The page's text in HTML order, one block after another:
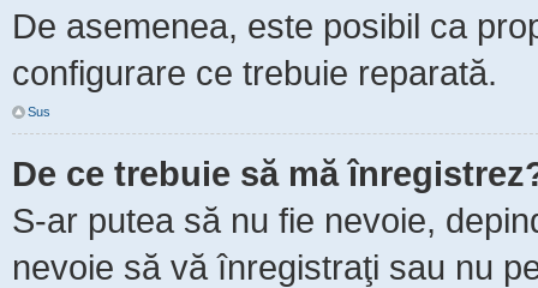
De asemenea, este posibil ca
configurare ce trebuie reparată.
Sus
De ce trebuie să mă
S-ar putea să nu fie nevoie,
nevoie să vă înregistraţi sau nu